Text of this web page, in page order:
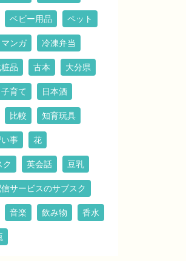
ベビー用品 ペット
マンガ 冷凍弁当
品 古本 大分県
子育て 日本酒
比較 知育玩具
い事 花
ク 英会話 豆乳
サービスのサブスク
音楽 飲み物 香水